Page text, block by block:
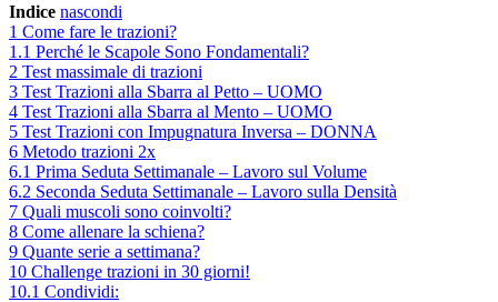
Indice nascondi
1 Come fare le trazioni?
1.1 Perché le Scapole Sono Fondamentali?
2 Test massimale di trazioni
3 Test Trazioni alla Sbarra al Petto – UOMO
4 Test Trazioni alla Sbarra al Mento – UOMO
5 Test Trazioni con Impugnatura Inversa – DONNA
6 Metodo trazioni 2x
6.1 Prima Seduta Settimanale – Lavoro sul Volume
6.2 Seconda Seduta Settimanale – Lavoro sulla Densità
7 Quali muscoli sono coinvolti?
8 Come allenare la schiena?
9 Quante serie a settimana?
10 Challenge trazioni in 30 giorni!
10.1 Condividi: